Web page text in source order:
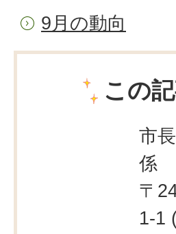
9月の動向
この
市
係
〒
1-1